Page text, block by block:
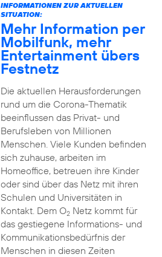
INFORMATIONEN ZUR AKTUELLEN
SITUATION:
Mehr Information per
Mobilfunk, mehr
Entertainment übers
Festnetz
Die aktuellen Herausforderungen
rund um die Corona-Thematik
beeinflussen das Privat- und
Berufsleben von Millionen
Menschen. Viele Kunden befinden
sich zuhause, arbeiten im
Homeoffice, betreuen ihre Kinder
oder sind über das Netz mit ihren
Schulen und Universitäten in
Kontakt. Dem O2Netz kommt für
das gestiegene Informations- und
Kommuni­ka­tions­bedürfnis­ der
Menschen in diesen Zeiten